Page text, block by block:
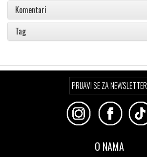
Komentari
Tag
PRIJAVI SE ZA NEWSLETTER
O NAMA